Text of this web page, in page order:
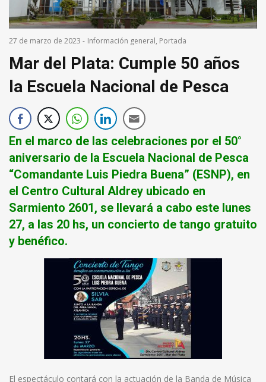
27 de marzo de 2023 - Información general, Portada
Mar del Plata: Cumple 50 años
la Escuela Nacional de Pesca
En el marco de las celebraciones por el 50°
aniversario de la Escuela Nacional de Pesca
“Comandante Luis Piedra Buena” (ESNP), en
el Centro Cultural Aldrey ubicado en
Sarmiento 2601, se llevará a cabo este lunes
27, a las 20 hs, un concierto de tango gratuito
y benéfico.
El espectáculo contará con la actuación de la Banda de Música